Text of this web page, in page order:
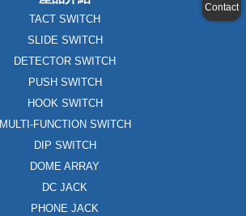
Contact
TACT SWITCH
SLIDE SWITCH
DETECTOR SWITCH
PUSH SWITCH
HOOK SWITCH
MULTI-FUNCTION SWITCH
DIP SWITCH
DOME ARRAY
DC JACK
PHONE JACK